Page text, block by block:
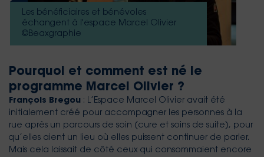
Les bénéficiaires et bénévoles
échangent à l'espace Marcel Olivier
©Beaxgraphie
Pourquoi et comment est né le
programme Marcel Olivier ?
François Bregou : L’Espace Marcel Olivier avait été
initialement créé pour accompagner les personnes à la
rue après un parcours de soin (cure et soins de suite), pour
qu’elles aient un lieu où elles puissent continuer de parler.
Mais cela laissait de côté ceux qui consommaient encore